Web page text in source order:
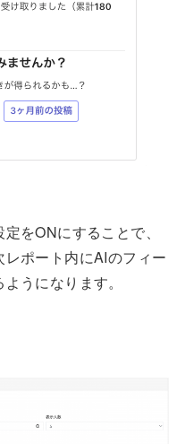
をONにすることで、
ポート内にAIのフィー
うになります。